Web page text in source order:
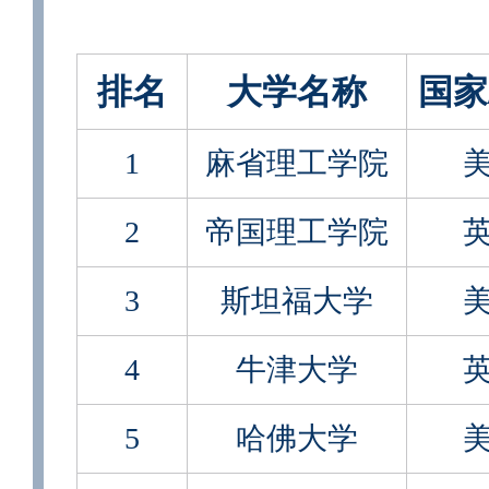
排名 大学名称 国
1 麻省理工学院
2 帝国理工学院
3 斯坦福大学
4 牛津大学
5 哈佛大学